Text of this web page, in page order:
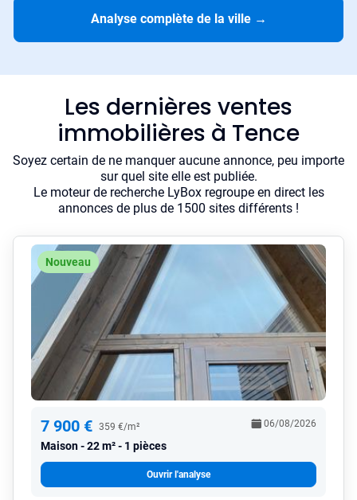
Analyse complète de la ville →
Les dernières ventes
immobilières à Tence
Soyez certain de ne manquer aucune annonce, peu importe
sur quel site elle est publiée.
Le moteur de recherche LyBox regroupe en direct les
annonces de plus de 1500 sites différents !
Nouveau
7 900 € 359 €/m²
Maison 22 m² - 1 pièces
06/08/2026
Ouvrir l'analyse